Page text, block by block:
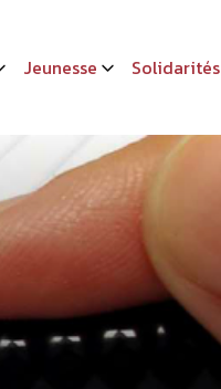
Jeunesse Solidarités